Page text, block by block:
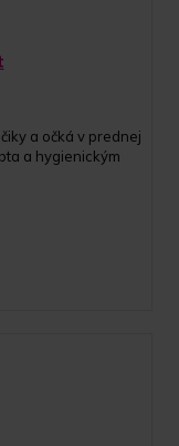
a očká v prednej
a hygienickým